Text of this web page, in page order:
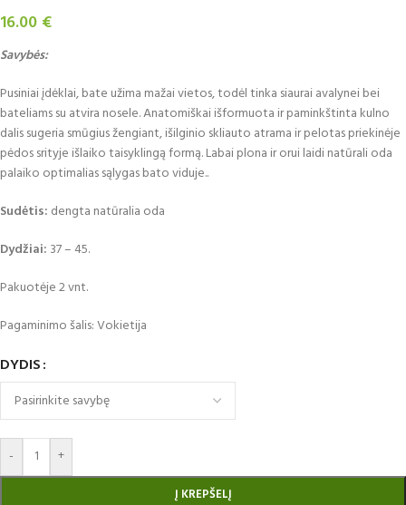
16.00 €
Savybės:
Pusiniai įdėklai, bate užima mažai vietos, todėl tinka siaurai avalynei bei
bateliams su atvira nosele. Anatomiškai išformuota ir paminkštinta kulno
dalis sugeria smūgius žengiant, išilginio skliauto atrama ir pelotas priekinėje
pėdos srityje išlaiko taisyklingą formą. Labai plona ir orui laidi natūrali oda
palaiko optimalias sąlygas bato viduje..
Sudėtis: dengta natūralia oda
Dydžiai: 37 – 45.
Pakuotėje 2 vnt.
Pagaminimo šalis: Vokietija
DYDIS
- +
Į KREPŠELĮ